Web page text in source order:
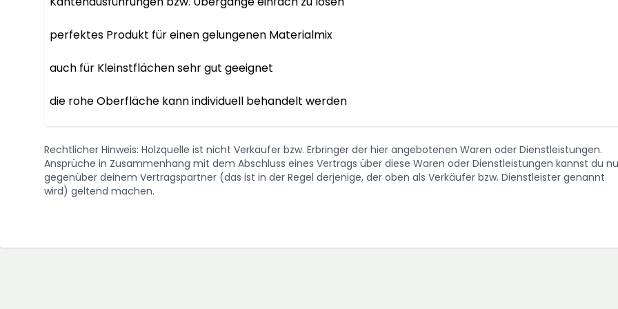
perfektes Produkt für einen gelungenen Materialmix
auch für Kleinstflächen sehr gut geeignet
die rohe Oberfläche kann individuell behandelt werden
Rechtlicher Hinweis: Holzquelle ist nicht Verkäufer bzw. Erbringer der hier angebotenen Waren oder Dienstleistungen.
Ansprüche in Zusammenhang mit dem Abschluss eines Vertrags über diese Waren oder Dienstleistungen kannst du
gegenüber deinem Vertragspartner (das ist in der Regel derjenige, der oben als Verkäufer bzw. Dienstleister genannt
wird) geltend machen.